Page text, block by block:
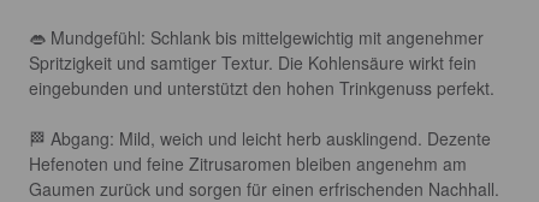
👄 Mundgefühl: Schlank bis mittelgewichtig mit angenehmer
Spritzigkeit und samtiger Textur. Die Kohlensäure wirkt fein
eingebunden und unterstützt den hohen Trinkgenuss perfekt.
🏁 Abgang: Mild, weich und leicht herb ausklingend. Dezente
Hefenoten und feine Zitrusaromen bleiben angenehm am
Gaumen zurück und sorgen für einen erfrischenden Nachhall.